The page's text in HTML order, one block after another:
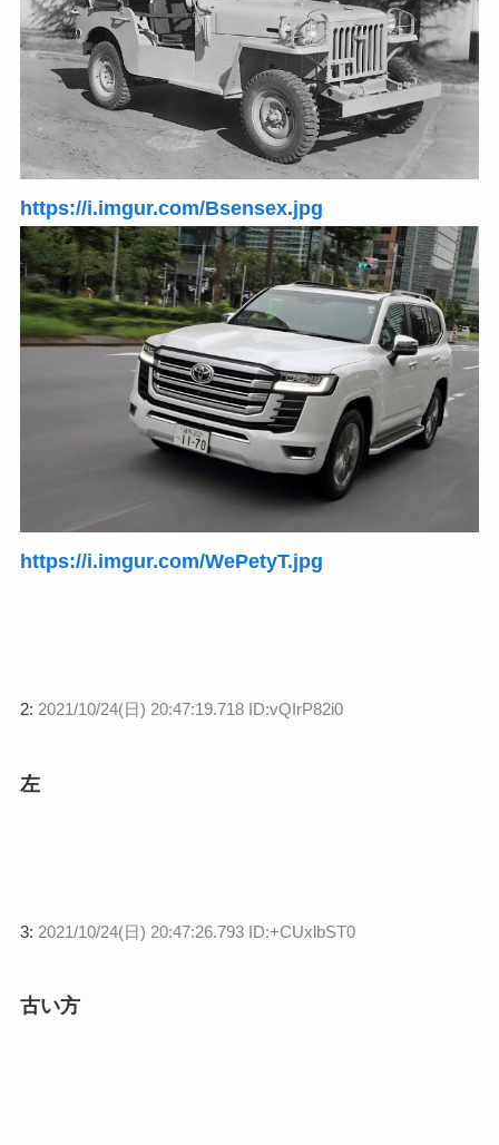
https://i.imgur.com/Bsensex.jpg
https://i.imgur.com/WePetyT.jpg
2: 2021/10/24(日) 20:47:19.718 ID:vQIrP82i0
左
3: 2021/10/24(日) 20:47:26.793 ID:+CUxlbST0
古い方